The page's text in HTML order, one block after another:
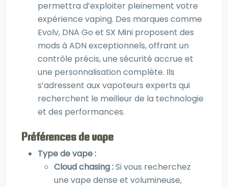
permettra d’exploiter pleinement votre
expérience vaping. Des marques comme
Evolv, DNA Go et SX Mini proposent des
mods à ADN exceptionnels, offrant un
contrôle précis, une sécurité accrue et
une personnalisation complète. Ils
s’adressent aux vapoteurs experts qui
recherchent le meilleur de la technologie
et des performances.
Préférences de vape
Type de vape :
Cloud chasing :Si vous recherchez
une vape dense et volumineuse,